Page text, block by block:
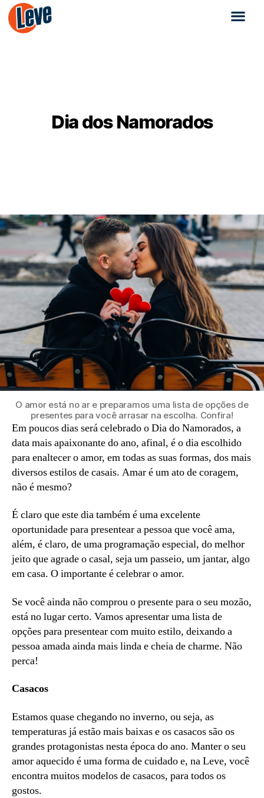
Dia dos Namorados
O amor está no ar e preparamos uma lista de opções de
presentes para você arrasar na escolha. Confira!
Em poucos dias será celebrado o Dia do Namorados, a
data mais apaixonante do ano, afinal, é o dia escolhido
para enaltecer o amor, em todas as suas formas, dos mais
diversos estilos de casais. Amar é um ato de coragem,
não é mesmo?
É claro que este dia também é uma excelente
oportunidade para presentear a pessoa que você ama,
além, é claro, de uma programação especial, do melhor
jeito que agrade o casal, seja um passeio, um jantar, algo
em casa. O importante é celebrar o amor.
Se você ainda não comprou o presente para o seu mozão,
está no lugar certo. Vamos apresentar uma lista de
opções para presentear com muito estilo, deixando a
pessoa amada ainda mais linda e cheia de charme. Não
perca!
Casacos
Estamos quase chegando no inverno, ou seja, as
temperaturas já estão mais baixas e os casacos são os
grandes protagonistas nesta época do ano. Manter o seu
amor aquecido é uma forma de cuidado e, na Leve, você
encontra muitos modelos de casacos, para todos os
gostos.